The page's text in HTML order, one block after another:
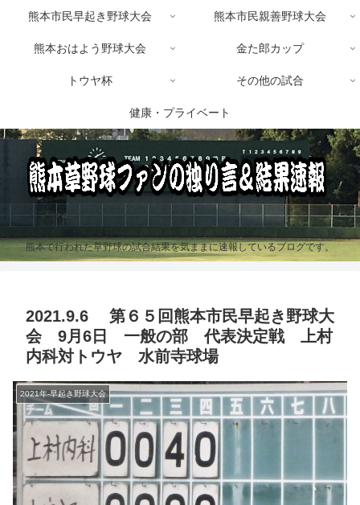
熊本で行われた草野球の試合結果を気ままに速報しているブログです。
熊本市民早起き野球大会 熊本市民親善野球大会
熊本おはよう野球大会 金た郎カップ
トウヤ杯 その他の試合
健康・プライベート
2021.9.6 第６５回熊本市民早起き野球大
会 9月6日 一般の部 代表決定戦 上村
内科対トウヤ 水前寺球場
2021年-早起き野球大会